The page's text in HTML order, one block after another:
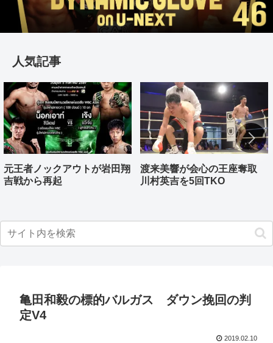
人気記事
元王者ノックアウトが岩田翔
吉戦から再起
渡来美響が会心の王座奪取
川村英吉を5回TKO
亀田和毅の標的バルガス ダウン挽回の判
定V4
2019.02.10